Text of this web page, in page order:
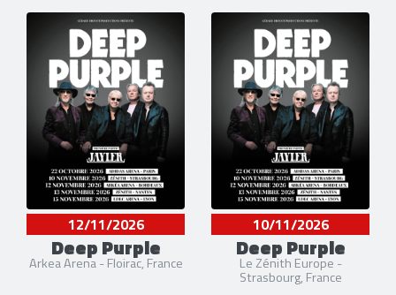
12/11/2026
Deep Purple
Arkea Arena - Floirac, France
10/11/2026
Deep Purple
Le Zénith Europe -
Strasbourg, France